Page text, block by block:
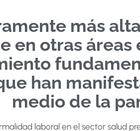
más
en otras áreas
han
medio de la
laboral en el sector salud